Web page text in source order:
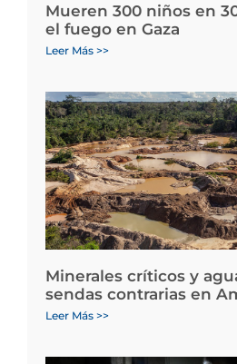
Mueren 300 niños en
el fuego en Gaza
Leer Más >>
Minerales críticos y
sendas contrarias en
Leer Más >>